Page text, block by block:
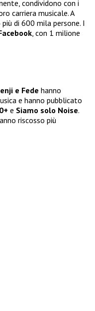
condividono con i
carriera musicale. A
di 600 mila persone. I
, con 1 milione
e Fede hanno
e hanno pubblicato
0+ e Siamo solo Noise.
riscosso più